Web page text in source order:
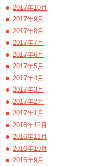
2017年10月
2017年9月
2017年8月
2017年7月
2017年6月
2017年5月
2017年4月
2017年3月
2017年2月
2017年1月
2016年12月
2016年11月
2016年10月
2016年9月